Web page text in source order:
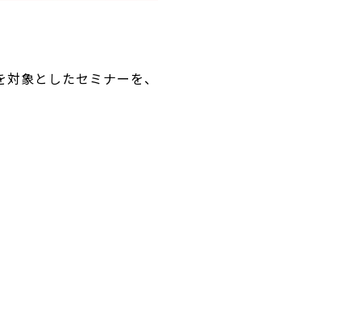
象としたセミナーを、